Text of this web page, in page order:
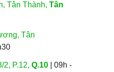
Tân Thành, Tân
Tân
2, P.12,Q.10 | 09h -